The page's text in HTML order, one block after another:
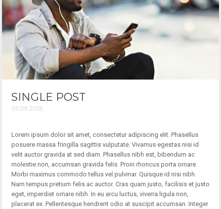
SINGLE POST
01.09.2015
Lorem ipsum dolor sit amet, consectetur adipiscing elit. Phasellus
posuere massa fringilla sagittis vulputate. Vivamus egestas nisi id
velit auctor gravida at sed diam. Phasellus nibh est, bibendum ac
molestie non, accumsan gravida felis. Proin rhoncus porta ornare.
Morbi maximus commodo tellus vel pulvinar. Quisque id nisi nibh.
Nam tempus pretium felis ac auctor. Cras quam justo, facilisis et justo
eget, imperdiet ornare nibh. In eu arcu luctus, viverra ligula non,
placerat ex. Pellentesque hendrerit odio at suscipit accumsan. Integer